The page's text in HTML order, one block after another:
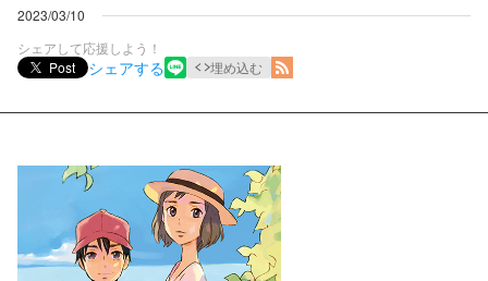
2023/03/10
シェアして応援しよう！
Post
シェアする 埋め込む